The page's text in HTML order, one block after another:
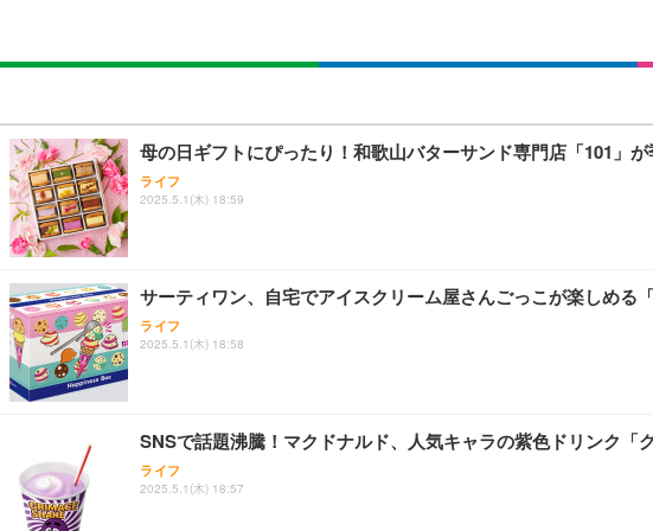
母の日ギフトにぴったり！和歌山バターサンド専門店「101」
ライフ
2025.5.1(木) 18:59
サーティワン、自宅でアイスクリーム屋さんごっこが楽しめる
ライフ
2025.5.1(木) 18:58
SNSで話題沸騰！マクドナルド、人気キャラの紫色ドリンク「
ライフ
2025.5.1(木) 18:57